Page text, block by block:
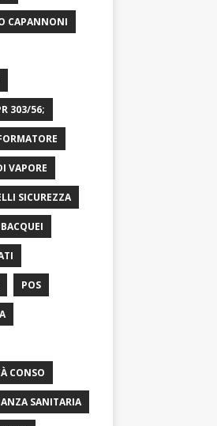
CAPANNONI
303/56;
VAPORE
SICUREZZA
POS
CONSO
SANITARIA